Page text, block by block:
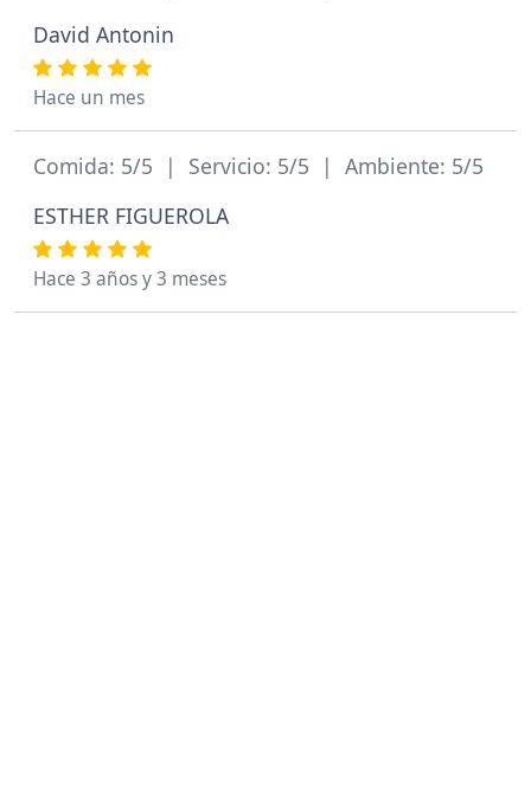
David Antonin
Hace un mes
Comida: 5/5 | Servicio: 5/5 | Ambiente: 5/5
ESTHER FIGUEROLA
Hace 3 años y 3 meses